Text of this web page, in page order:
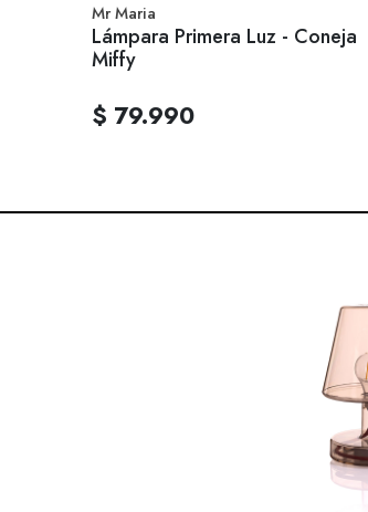
Mr Maria
Lámpara Primera Luz - Coneja
Miffy
$ 79.990